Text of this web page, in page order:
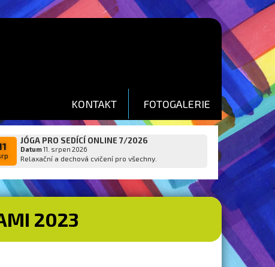
KONTAKT FOTOGALERIE
JÓGA PRO SEDÍCÍ ONLINE 7/2026
Datum11. srpen 2026
Relaxační a dechová cvičení pro všechny.
2023